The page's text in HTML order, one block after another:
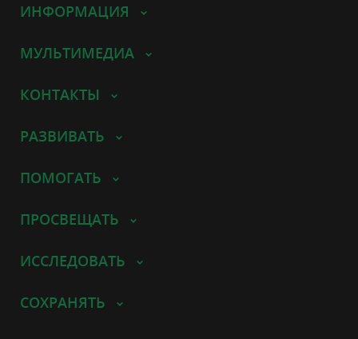
ИНФОРМАЦИЯ
МУЛЬТИМЕДИА
КОНТАКТЫ
РАЗВИВАТЬ
ПОМОГАТЬ
ПРОСВЕЩАТЬ
ИССЛЕДОВАТЬ
СОХРАНЯТЬ